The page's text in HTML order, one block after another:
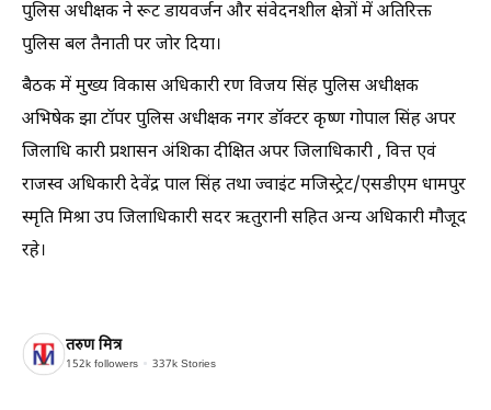
पुलिस अधीक्षक ने रूट डायवर्जन और संवेदनशील क्षेत्रों में अतिरिक्त
पुलिस बल तैनाती पर जोर दिया।
बैठक में मुख्य विकास अधिकारी रण विजय सिंह पुलिस अधीक्षक
अभिषेक झा टॉपर पुलिस अधीक्षक नगर डॉक्टर कृष्ण गोपाल सिंह अपर
जिलाधि कारी प्रशासन अंशिका दीक्षित अपर जिलाधिकारी , वित्त एवं
राजस्व अधिकारी देवेंद्र पाल सिंह तथा ज्वाइंट मजिस्ट्रेट/एसडीएम धामपुर
स्मृति मिश्रा उप जिलाधिकारी सदर ऋतुरानी सहित अन्य अधिकारी मौजूद
रहे।
तरुण मित्र
152k followers 337k Stories